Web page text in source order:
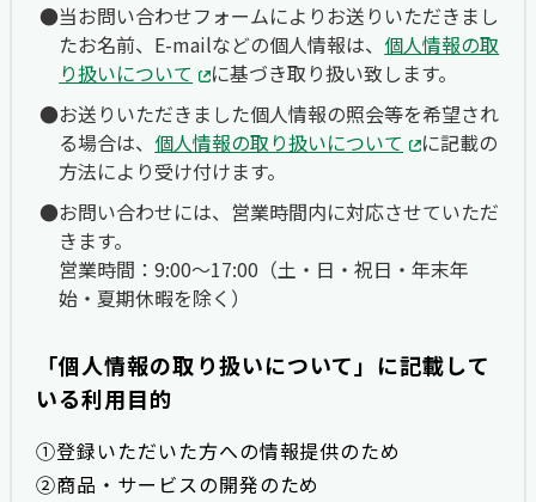
当お問い合わせフォームによりお送りいただきまし
たお名前、E-mailなどの個人情報は、 個人情報の取
り扱いについて
に基づき取り扱い致します。
お送りいただきました個人情報の照会等を希望され
る場合は、 個人情報の取り扱いについて
に記載の
方法により受け付けます。
お問い合わせには、営業時間内に対応させていただ
きます。
営業時間：9:00〜17:00（土・日・祝日・年末年
始・夏期休暇を除く）
「個人情報の取り扱いについて」に記載して
いる利用目的
①登録いただいた方への情報提供のため
②商品・サービスの開発のため